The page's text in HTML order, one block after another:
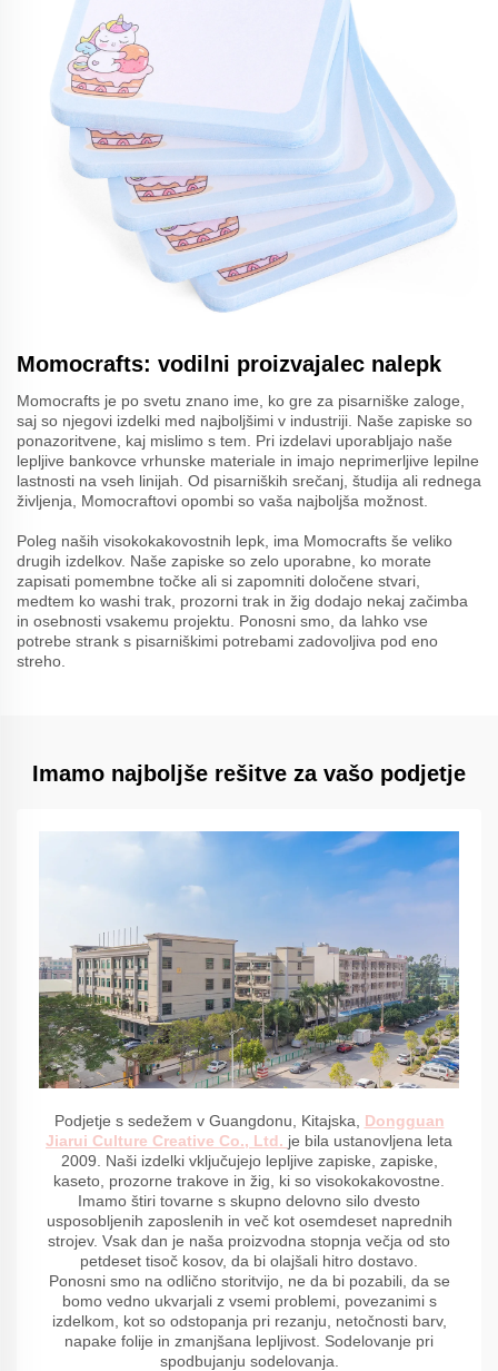
Momocrafts: vodilni proizvajalec nalepk
Momocrafts je po svetu znano ime, ko gre za pisarniške zaloge,
saj so njegovi izdelki med najboljšimi v industriji. Naše zapiske so
ponazoritvene, kaj mislimo s tem. Pri izdelavi uporabljajo naše
lepljive bankovce vrhunske materiale in imajo neprimerljive lepilne
lastnosti na vseh linijah. Od pisarniških srečanj, študija ali rednega
življenja, Momocraftovi opombi so vaša najboljša možnost.
Poleg naših visokokakovostnih lepk, ima Momocrafts še veliko
drugih izdelkov. Naše zapiske so zelo uporabne, ko morate
zapisati pomembne točke ali si zapomniti določene stvari,
medtem ko washi trak, prozorni trak in žig dodajo nekaj začimba
in osebnosti vsakemu projektu. Ponosni smo, da lahko vse
potrebe strank s pisarniškimi potrebami zadovoljiva pod eno
streho.
Imamo najboljše rešitve za vašo podjetje
Podjetje s sedežem v Guangdonu, Kitajska, Dongguan
Jiarui Culture Creative Co., Ltd. je bila ustanovljena leta
2009. Naši izdelki vključujejo lepljive zapiske, zapiske,
kaseto, prozorne trakove in žig, ki so visokokakovostne.
Imamo štiri tovarne s skupno delovno silo dvesto
usposobljenih zaposlenih in več kot osemdeset naprednih
strojev. Vsak dan je naša proizvodna stopnja večja od sto
petdeset tisoč kosov, da bi olajšali hitro dostavo.
Ponosni smo na odlično storitvijo, ne da bi pozabili, da se
bomo vedno ukvarjali z vsemi problemi, povezanimi s
izdelkom, kot so odstopanja pri rezanju, netočnosti barv,
napake folije in zmanjšana lepljivost. Sodelovanje pri
spodbujanju sodelovanja.